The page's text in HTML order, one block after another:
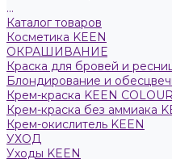
...
Каталог товаров
Косметика KEEN
ОКРАШИВАНИЕ
Краска для бровей и
Блондирование и
Крем-краска KEEN
Крем-краска без аммиака
Крем-окислитель KEEN
УХОД
Уходы KEEN